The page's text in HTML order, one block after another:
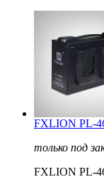
FXLION PL-
только под
FXLION PL-